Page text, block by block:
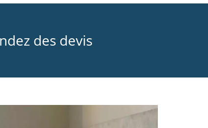
des devis